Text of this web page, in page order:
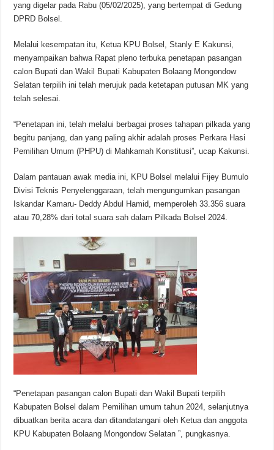
yang digelar pada Rabu (05/02/2025), yang bertempat di Gedung
DPRD Bolsel.
Melalui kesempatan itu, Ketua KPU Bolsel, Stanly E Kakunsi,
menyampaikan bahwa Rapat pleno terbuka penetapan pasangan
calon Bupati dan Wakil Bupati Kabupaten Bolaang Mongondow
Selatan terpilih ini telah merujuk pada ketetapan putusan MK yang
telah selesai.
“Penetapan ini, telah melalui berbagai proses tahapan pilkada yang
begitu panjang, dan yang paling akhir adalah proses Perkara Hasi
Pemilihan Umum (PHPU) di Mahkamah Konstitusi”, ucap Kakunsi.
Dalam pantauan awak media ini, KPU Bolsel melalui Fijey Bumulo
Divisi Teknis Penyelenggaraan, telah mengungumkan pasangan
Iskandar Kamaru- Deddy Abdul Hamid, memperoleh 33.356 suara
atau 70,28% dari total suara sah dalam Pilkada Bolsel 2024.
“Penetapan pasangan calon Bupati dan Wakil Bupati terpilih
Kabupaten Bolsel dalam Pemilihan umum tahun 2024, selanjutnya
dibuatkan berita acara dan ditandatangani oleh Ketua dan anggota
KPU Kabupaten Bolaang Mongondow Selatan ”, pungkasnya.